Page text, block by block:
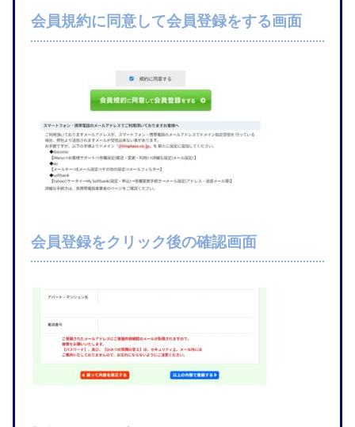
会員規約に同意して会員登録をする画面
会員登録をクリック後の確認画面